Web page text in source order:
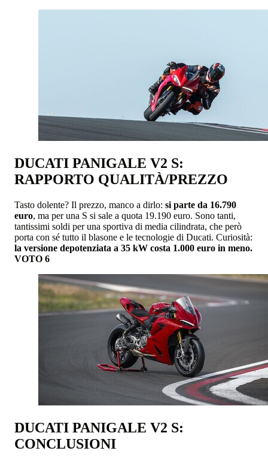
DUCATI PANIGALE V2 S:
RAPPORTO QUALITÀ/PREZZO
Tasto dolente? Il prezzo, manco a dirlo: si parte da 16.790
euro, ma per una S si sale a quota 19.190 euro. Sono tanti,
tantissimi soldi per una sportiva di media cilindrata, che però
porta con sé tutto il blasone e le tecnologie di Ducati. Curiosità:
la versione depotenziata a 35 kW costa 1.000 euro in meno.
VOTO 6
DUCATI PANIGALE V2 S:
CONCLUSIONI